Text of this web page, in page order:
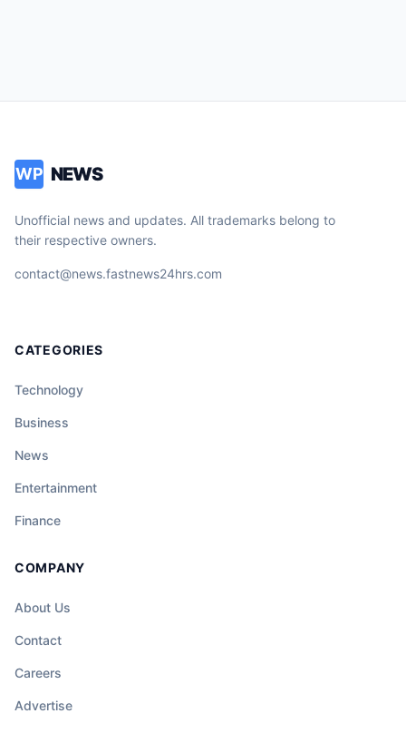
WP NEWS
Unofficial news and updates. All trademarks belong to
their respective owners.
contact@news.fastnews24hrs.com
CATEGORIES
Technology
Business
News
Entertainment
Finance
COMPANY
About Us
Contact
Careers
Advertise